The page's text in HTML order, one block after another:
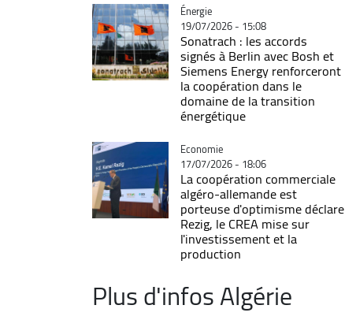
Catégorie
Énergie
19/07/2026 - 15:08
Sonatrach : les accords
signés à Berlin avec Bosh et
Siemens Energy renforceront
la coopération dans le
domaine de la transition
énergétique
Catégorie
Economie
17/07/2026 - 18:06
La coopération commerciale
algéro-allemande est
porteuse d'optimisme déclare
Rezig, le CREA mise sur
l'investissement et la
production
Plus d'infos Algérie